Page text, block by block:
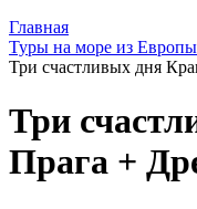
Главная
Туры на море из
Три счастливых дня
Три
Прага +